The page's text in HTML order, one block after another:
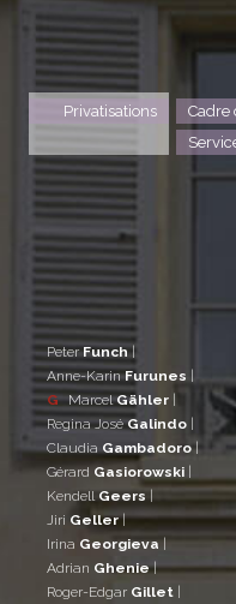
Privatisations
Cadre
PeterFunch|
Anne-KarinFurunes |
G MarcelGähler |
Regina JoséGalindo |
Claudia Gambadoro|
Gérard Gasiorowski |
KendellGeers |
Jiri Geller|
Irina Georgieva|
Adrian Ghenie|
Roger-Edgar Gillet |